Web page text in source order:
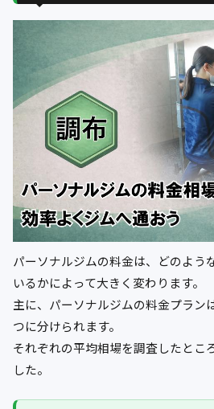
パーソナルジムの料金は、どのよう
いるかによって大きく変わります。
主に、パーソナルジムの料金プラン
つに分けられます。
それぞれの平均相場を調査したとこ
した。